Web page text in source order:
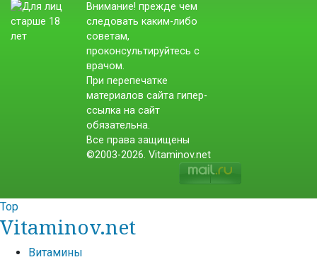
Внимание! прежде чем
следовать каким-либо
советам,
проконсультируйтесь с
врачом.
При перепечатке
материалов сайта гипер-
ссылка на сайт
обязательна.
Все права защищены
©2003-2026. Vitaminov.net
Top
Vitaminov.net
Витамины